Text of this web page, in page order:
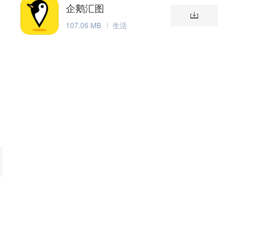
企鹅汇图
107.06 MB 生活